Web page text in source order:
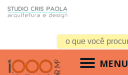
MENU